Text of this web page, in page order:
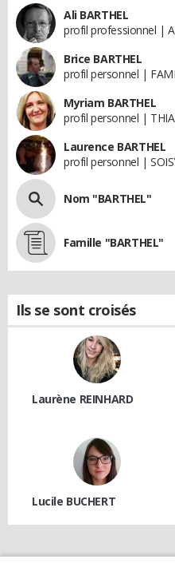
Ali BARTHEL
profil professionnel |
Brice BARTHEL
profil personnel |
Myriam BARTHEL
profil personnel |
Laurence BARTHEL
profil personnel |
Nom "BARTHEL"
Famille "BARTHEL"
Ils se sont croisés
Laurène REINHARD
Lucile BUCHERT